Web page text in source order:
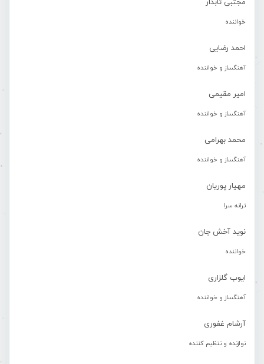
مجتبی تابدار
خواننده
احمد رضایی
آهنگساز و خواننده
امیر مقیمی
آهنگساز و خواننده
محمد بهرامی
آهنگساز و خواننده
مهیار پوریان
ترانه سرا
نوید آخش جان
خواننده
ایوب گلزاری
آهنگساز و خواننده
آرشام غفوری
نوازنده و تنظیم کننده